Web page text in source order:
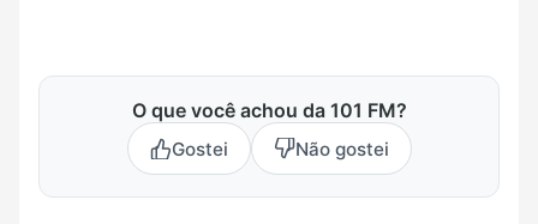
O que você achou da 101 FM?
Gostei Não gostei